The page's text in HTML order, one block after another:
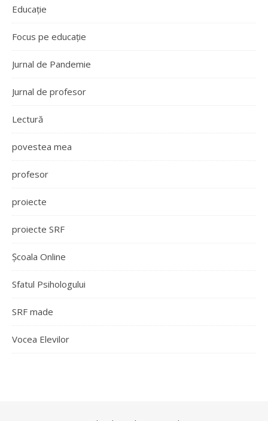
Educație
Focus pe educație
Jurnal de Pandemie
Jurnal de profesor
Lectură
povestea mea
profesor
proiecte
proiecte SRF
Școala Online
Sfatul Psihologului
SRF made
Vocea Elevilor